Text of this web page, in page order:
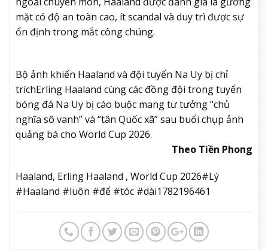
mặt có độ an toàn cao, ít scandal và duy trì được sự
ổn định trong mắt công chúng.
Bộ ảnh khiến Haaland và đội tuyển Na Uy bị chỉ
tríchErling Haaland cùng các đồng đội trong tuyển
bóng đá Na Uy bị cáo buộc mang tư tưởng “chủ
nghĩa sô vanh” và “tân Quốc xã” sau buổi chụp ảnh
quảng bá cho World Cup 2026.
Theo Tiền Phong
Haaland, Erling Haaland , World Cup 2026#Lý
#Haaland #luôn #để #tóc #dài1782196461